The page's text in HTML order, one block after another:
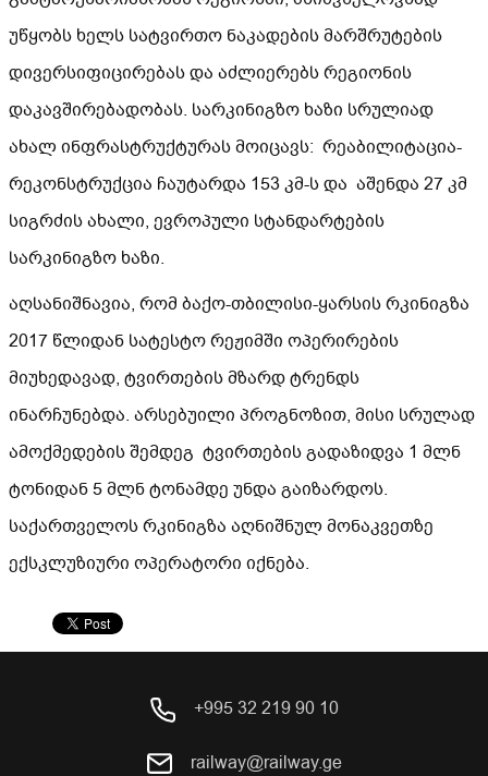
უწყობს ხელს სატვირთო ნაკადების მარშრუტების
დივერსიფიცირებას და აძლიერებს რეგიონის
დაკავშირებადობას. სარკინიგზო ხაზი სრულიად
ახალ ინფრასტრუქტურას მოიცავს: რეაბილიტაცია-
რეკონსტრუქცია ჩაუტარდა 153 კმ-ს და აშენდა 27 კმ
სიგრძის ახალი, ევროპული სტანდარტების
სარკინიგზო ხაზი.
აღსანიშნავია, რომ ბაქო-თბილისი-ყარსის რკინიგზა
2017 წლიდან სატესტო რეჟიმში ოპერირების
მიუხედავად, ტვირთების მზარდ ტრენდს
ინარჩუნებდა. არსებუილი პროგნოზით, მისი სრულად
ამოქმედების შემდეგ ტვირთების გადაზიდვა 1 მლნ
ტონიდან 5 მლნ ტონამდე უნდა გაიზარდოს.
საქართველოს რკინიგზა აღნიშნულ მონაკვეთზე
ექსკლუზიური ოპერატორი იქნება.
+995 32 219 90 10
railway@railway.ge